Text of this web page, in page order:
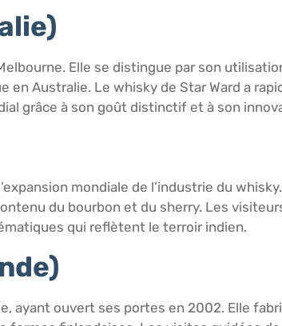
Elle se distingue par son
Australie. Le whisky de Star Ward a
grâce à son goût distinctif et à son
mondiale de l’industrie du
du bourbon et du sherry. Les
qui reflètent le terroir indien.
ayant ouvert ses portes en 2002. Elle